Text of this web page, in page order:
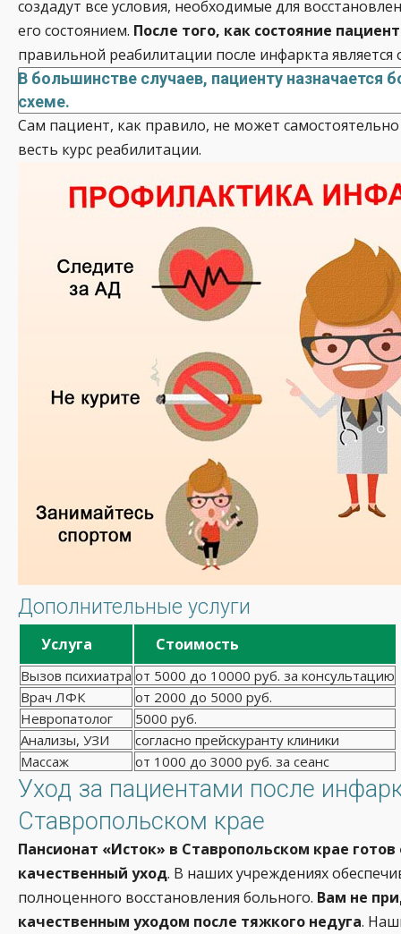
создадут все условия, необходимые для
его состоянием. После того, как состояние
правильной реабилитации после инфаркта является
В большинстве случаев, пациенту
схеме.
Сам пациент, как правило, не может
весть курс реабилитации.
Дополнительные услуги
Услуга Стоимость
Вызов психиатра от 5000 до 10000 руб. за консультацию
Врач ЛФК
от 2000 до 5000 руб.
Невропатолог
5000 руб.
Анализы, УЗИ
согласно прейскуранту клиники
Массаж
от 1000 до 3000 руб. за сеанс
Уход за пациентами после
Ставропольском крае
Пансионат «Исток» в Ставропольском крае
качественный уход. В наших учреждениях
полноценного восстановления больного. Вам не
качественным уходом после тяжкого недуга.